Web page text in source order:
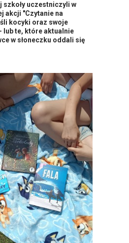
szkoły uczestniczyli w
akcji "Czytanie na
kocyki oraz swoje
lub te, które aktualnie
w słoneczku oddali się